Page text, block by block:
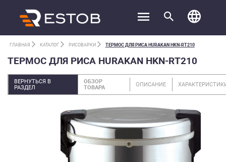
ГЛАВНАЯ КАТАЛОГ РИСОВАРКИ ТЕРМОС ДЛЯ РИСА HURAKAN HKN-RT210
ТЕРМОС ДЛЯ РИСА HURAKAN HKN-RT210
ВЕРНУТЬСЯ В
РАЗДЕЛ
ОБЗОР
ТОВАРА
ОПИСАНИЕ